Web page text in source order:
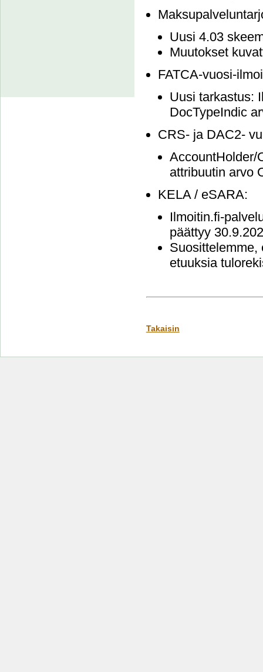
Uusi 4.03
Muutokset
FATCA-vuosi-
Uusi tarkastus:
DocTypeIndic
CRS- ja DAC2-
AccountHolder/
attribuutin arvo
KELA / eSARA:
Ilmoitin.fi-
päättyy
Suosittelemme,
etuuksia
Takaisin